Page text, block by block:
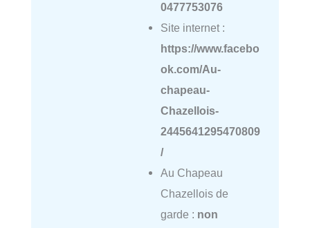
0477753076
Site internet :
https://www.facebo
ok.com/Au-
chapeau-
Chazellois-
2445641295470809
/
Au Chapeau
Chazellois de
garde : non